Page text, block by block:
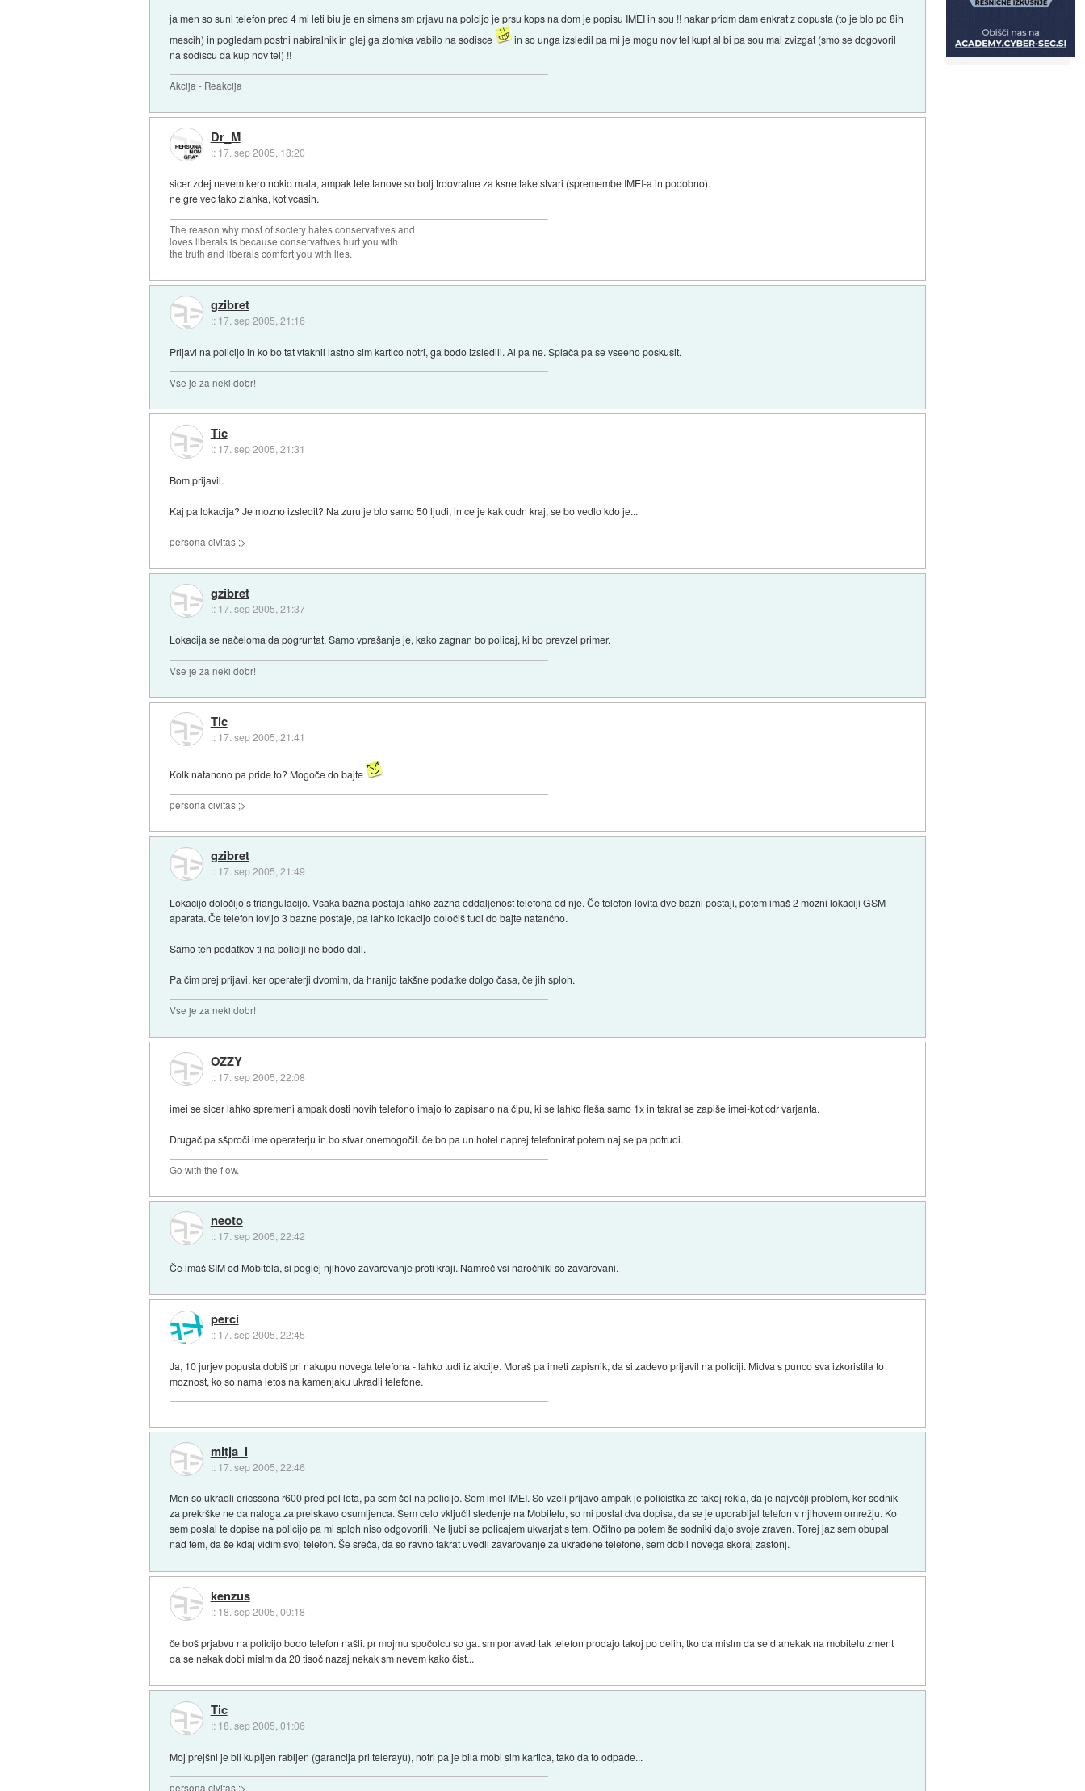
ja men so sunl telefon pred 4 mi leti biu je en simens sm prjavu na polcijo je prsu kops na dom je popisu IMEI in sou !! nakar pridm dam enkrat z dopusta (to je blo po 8ih
mescih) in pogledam postni nabiralnik in glej ga zlomka vabilo na sodisce
in so unga izsledil pa mi je mogu nov tel kupt al bi pa sou mal zvizgat (smo se dogovoril
na sodiscu da kup nov tel) !!
Akcija - Reakcija
Dr_M
:: 17. sep 2005, 18:20
sicer zdej nevem kero nokio mata, ampak tele tanove so bolj trdovratne za ksne take stvari (spremembe IMEI-a in podobno).
ne gre vec tako zlahka, kot vcasih.
The reason why most of society hates conservatives and
loves liberals is because conservatives hurt you with
the truth and liberals comfort you with lies.
gzibret
:: 17. sep 2005, 21:16
Prijavi na policijo in ko bo tat vtaknil lastno sim kartico notri, ga bodo izsledili. Al pa ne. Splača pa se vseeno poskusit.
Vse je za neki dobr!
Tic
:: 17. sep 2005, 21:31
Bom prijavil.
Kaj pa lokacija? Je mozno izsledit? Na zuru je blo samo 50 ljudi, in ce je kak cudn kraj, se bo vedlo kdo je...
persona civitas ;>
gzibret
:: 17. sep 2005, 21:37
Lokacija se načeloma da pogruntat. Samo vprašanje je, kako zagnan bo policaj, ki bo prevzel primer.
Vse je za neki dobr!
Tic
:: 17. sep 2005, 21:41
Kolk natancno pa pride to? Mogoče do bajte
persona civitas ;>
gzibret
:: 17. sep 2005, 21:49
Lokacijo določijo s triangulacijo. Vsaka bazna postaja lahko zazna oddaljenost telefona od nje. Če telefon lovita dve bazni postaji, potem imaš 2 možni lokaciji GSM
aparata. Če telefon lovijo 3 bazne postaje, pa lahko lokacijo določiš tudi do bajte natančno.
Samo teh podatkov ti na policiji ne bodo dali.
Pa čim prej prijavi, ker operaterji dvomim, da hranijo takšne podatke dolgo časa, če jih sploh.
Vse je za neki dobr!
OZZY
:: 17. sep 2005, 22:08
imei se sicer lahko spremeni ampak dosti novih telefono imajo to zapisano na čipu, ki se lahko fleša samo 1x in takrat se zapiše imei-kot cdr varjanta.
Drugač pa sšproči ime operaterju in bo stvar onemogočil. če bo pa un hotel naprej telefonirat potem naj se pa potrudi.
Go with the flow.
neoto
:: 17. sep 2005, 22:42
Če imaš SIM od Mobitela, si poglej njihovo zavarovanje proti kraji. Namreč vsi naročniki so zavarovani.
perci
:: 17. sep 2005, 22:45
Ja, 10 jurjev popusta dobiš pri nakupu novega telefona - lahko tudi iz akcije. Moraš pa imeti zapisnik, da si zadevo prijavil na policiji. Midva s punco sva izkoristila to
moznost, ko so nama letos na kamenjaku ukradli telefone.
mitja_i
:: 17. sep 2005, 22:46
Men so ukradli ericssona r600 pred pol leta, pa sem šel na policijo. Sem imel IMEI. So vzeli prijavo ampak je policistka že takoj rekla, da je največji problem, ker sodnik
za prekrške ne da naloga za preiskavo osumljenca. Sem celo vključil sledenje na Mobitelu, so mi poslal dva dopisa, da se je uporabljal telefon v njihovem omrežju. Ko
sem poslal te dopise na policijo pa mi sploh niso odgovorili. Ne ljubi se policajem ukvarjat s tem. Očitno pa potem še sodniki dajo svoje zraven. Torej jaz sem obupal
nad tem, da še kdaj vidim svoj telefon. Še sreča, da so ravno takrat uvedli zavarovanje za ukradene telefone, sem dobil novega skoraj zastonj.
kenzus
:: 18. sep 2005, 00:18
če boš prjabvu na policijo bodo telefon našli. pr mojmu spočolcu so ga. sm ponavad tak telefon prodajo takoj po delih, tko da mislm da se d anekak na mobitelu zment
da se nekak dobi mislm da 20 tisoč nazaj nekak sm nevem kako čist...
Tic
:: 18. sep 2005, 01:06
Moj prejšni je bil kupljen rabljen (garancija pri telerayu), notri pa je bila mobi sim kartica, tako da to odpade...
persona civitas ;>